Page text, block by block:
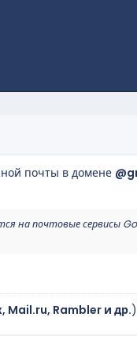
почты в домене
на почтовые сервисы
Mail.ru, Rambler и др.